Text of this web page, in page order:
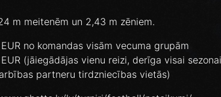
m meitenēm un 2,43 m zēniem.
no komandas visām vecuma grupām
(jāiegādājas vienu reizi, derīga visai
partneru tirdzniecības vietās)